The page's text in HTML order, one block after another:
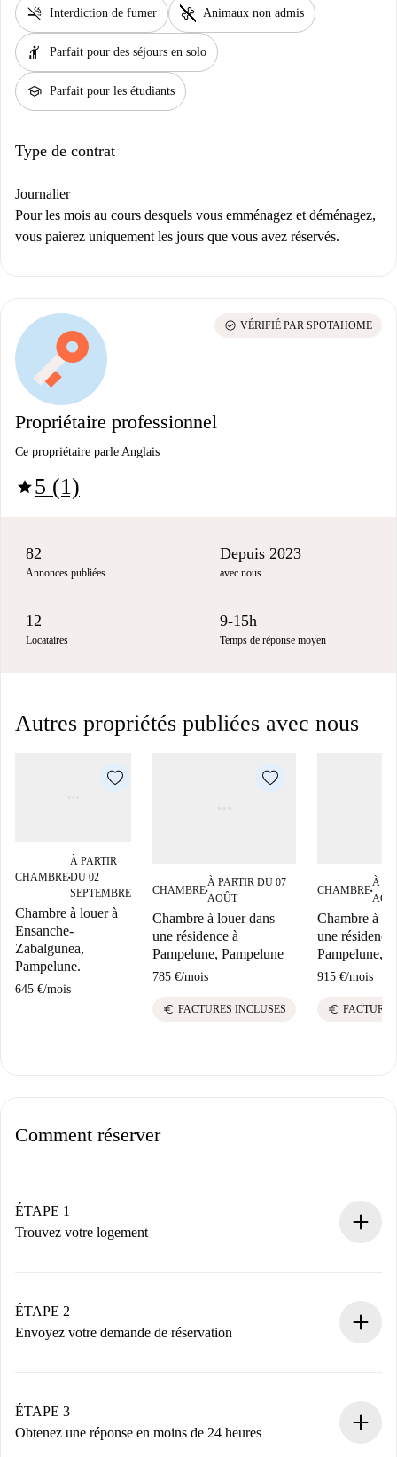
smoke_free Interdiction de fumer pet_supplies Animaux non admis
hail Parfait pour des séjours en solo
school Parfait pour les étudiants
Type de contrat
Journalier
Pour les mois au cours desquels vous emménagez et déménagez,
vous paierez uniquement les jours que vous avez réservés.
Propriétaire professionnel
Ce propriétaire parle Anglais
star5 (1)
check_circle VÉRIFIÉ PAR SPOTAHOME
82
Annonces publiées
Depuis 2023
avec nous
12
Locataires
9-15h
Temps de réponse moyen
Autres propriétés publiées avec nous
CHAMBRE■
À PARTIR
DU 02
SEPTEMBRE
Chambre à louer à
Ensanche-
Zabalgunea,
Pampelune.
645 €/mois
CHAMBRE■
À PARTIR DU 07
AOÛT
Chambre à louer dans
une résidence à
Pampelune, Pampelune
785 €/mois
euro FACTURES INCLUSES
CHAMBRE■
À
Chambre à
une résidence
Pampelune,
915 €/mois
euro
Comment réserver
ÉTAPE 1
Trouvez votre logement
Vous disposez à l’avance de toutes les informations
nécessaires.
ÉTAPE 2
Envoyez votre demande de réservation
Nous ne vous facturerons rien tant que le propriétaire
n’aura pas accepté.
ÉTAPE 3
Obtenez une réponse en moins de 24 heures